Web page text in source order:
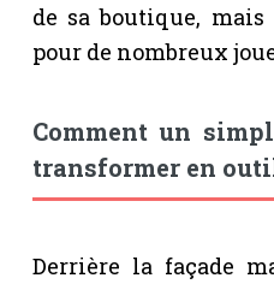
de sa boutique,
pour de nombreux
Comment un
transformer en
Derrière la façade